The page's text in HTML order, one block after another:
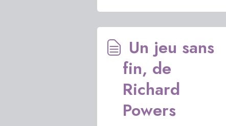
Un jeu sans
fin, de
Richard
Powers